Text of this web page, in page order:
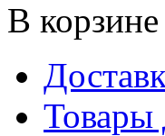
В корзине
Товары